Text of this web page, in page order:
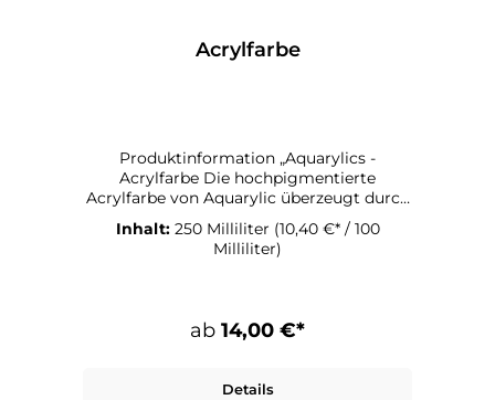
Acrylfarbe
Produktinformation „Aquarylics -
Acrylfarbe Die hochpigmentierte
Acrylfarbe von Aquarylic überzeugt durch
ihre cremige Konsistenz und ihre
Künstlerqualität auf Basis von
hochwertigem Reinacrylat. Sie lässt sich
unterschiedlichen Medien und Materialien.
Inhalt: 250 Milliliter (10,40 €* / 100
Milliliter)
ab 14,00 €*
Details